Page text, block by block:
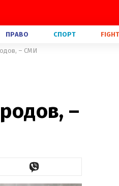
ПРАВО СПОРТ FIGHT
– СМИ
–